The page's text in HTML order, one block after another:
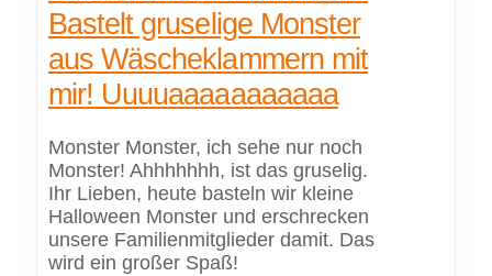
Bastelt gruselige Monster
aus Wäscheklammern mit
mir! Uuuuaaaaaaaaaaa
Monster Monster, ich sehe nur noch
Monster! Ahhhhhhh, ist das gruselig.
Ihr Lieben, heute basteln wir kleine
Halloween Monster und erschrecken
unsere Familienmitglieder damit. Das
wird ein großer Spaß!